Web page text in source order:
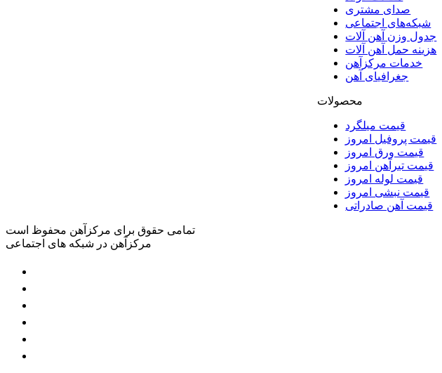
صدای مشتری
شبکه‌های اجتماعی
جدول وزن آهن آلات
هزینه حمل آهن آلات
خدمات مرکزآهن
جغرافیای آهن
محصولات
قیمت میلگرد
قیمت پروفیل امروز
قیمت ورق امروز
قیمت تیرآهن امروز
قیمت لوله امروز
قیمت نبشی امروز
قیمت آهن صادراتی
تمامی حقوق برای مرکزآهن محفوظ است
مرکزآهن در شبکه های اجتماعی